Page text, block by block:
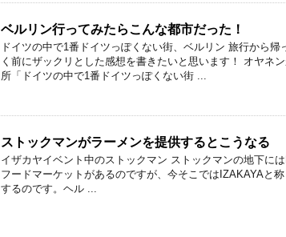
ベルリン行ってみたらこんな都市だった！
ドイツの中で1番ドイツっぽくない街、ベルリン 旅行から
く前にザックリとした感想を書きたいと思います！ オヤネ
所「ドイツの中で1番ドイツっぽくない街 ...
ストックマンがラーメンを提供するとこうなる
イザカヤイベント中のストックマン ストックマンの地下に
フードマーケットがあるのですが、今そこではIZAKAYAと
するのです。ヘル ...